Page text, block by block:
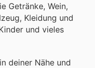
Getränke, Wein,
Kleidung und
und vieles
in deiner Nähe und